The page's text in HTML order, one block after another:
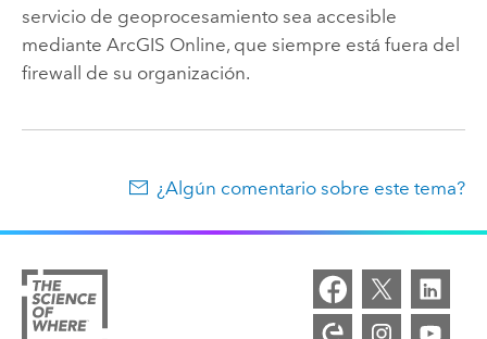
servicio de geoprocesamiento sea accesible
mediante ArcGIS Online, que siempre está fuera del
firewall de su organización.
¿Algún comentario sobre este tema?